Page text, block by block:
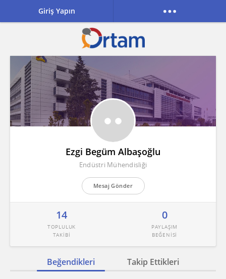
Ezgi Begüm Albaşoğlu
Endüstri Mühendisliği
Mesaj Gönder
14
TOPLULUK
TAKİBİ
0
PAYLAŞIM
BEĞENİSİ
Beğendikleri Takip Ettikleri
Giriş Yapın